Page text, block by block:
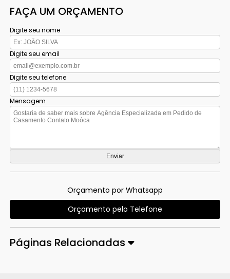
FAÇA UM ORÇAMENTO
Digite seu nome
Digite seu email
Digite seu telefone
Mensagem
Orçamento por Whatsapp
Orçamento pelo Telefone
Páginas Relacionadas